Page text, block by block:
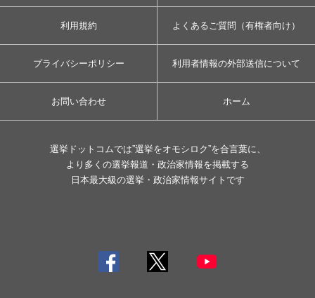
利用規約 よくあるご質問（有権者向け）
プライバシーポリシー 利用者情報の外部送信について
お問い合わせ ホーム
選挙ドットコムでは”選挙をオモシロク”を合言葉に、
より多くの選挙報道・政治家情報を掲載する
日本最大級の選挙・政治家情報サイトです